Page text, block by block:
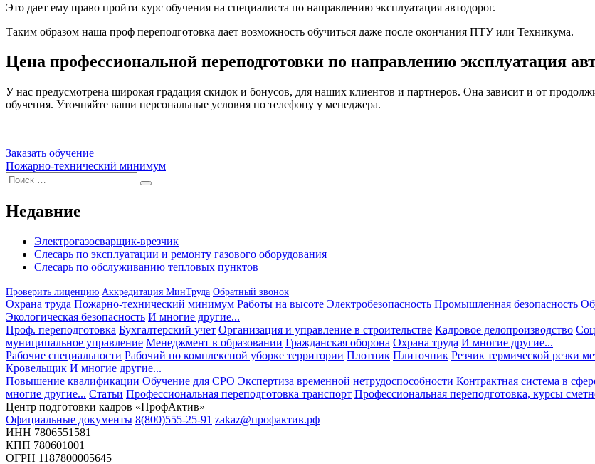
Это дает ему право пройти курс обучения на специалиста по направлению эксплуатация автодорог.
Таким образом наша проф переподготовка дает возможность обучиться даже после окончания ПТУ или Техникума.
Цена профессиональной переподготовки по направлению эксплуатация
У нас предусмотрена широкая градация скидок и бонусов, для наших клиентов и партнеров. Она зависит и от
обучения. Уточняйте ваши персональные условия по телефону у менеджера.
Заказать обучение
Навигация
по
записям
Пожарно-технический минимум
Искать:
Поиск
Недавние
Электрогазосварщик-врезчик
Слесарь по эксплуатации и ремонту газового оборудования
Слесарь по обслуживанию тепловых пунктов
Проверить лиценцию Аккредитация МинТруда Обратный звонок
Охрана труда Пожарно-технический минимум Работы на высоте Электробезопасность Промышленная безопасность
Экологическая безопасность И многие другие...
Проф. переподготовка Бухгалтерский учет Организация и управление в строительстве Кадровое делопроизводство
муниципальное управление Менеджмент в образовании Гражданская оборона Охрана труда И многие другие...
Рабочие специальности Рабочий по комплексной уборке территории Плотник Плиточник Резчик термической резки
Кровельщик И многие другие...
Повышение квалификации Обучение для СРО Экспертиза временной нетрудоспособности Контрактная система в
многие другие... Статьи Профессиональная переподготовка транспорт Профессиональная переподготовка, курсы
Центр подготовки кадров «ПрофАктив»
Официальные документы 8(800)555-25-91 zakaz@профактив.рф
ИНН 7806551581
КПП 780601001
ОГРН 1187800005645